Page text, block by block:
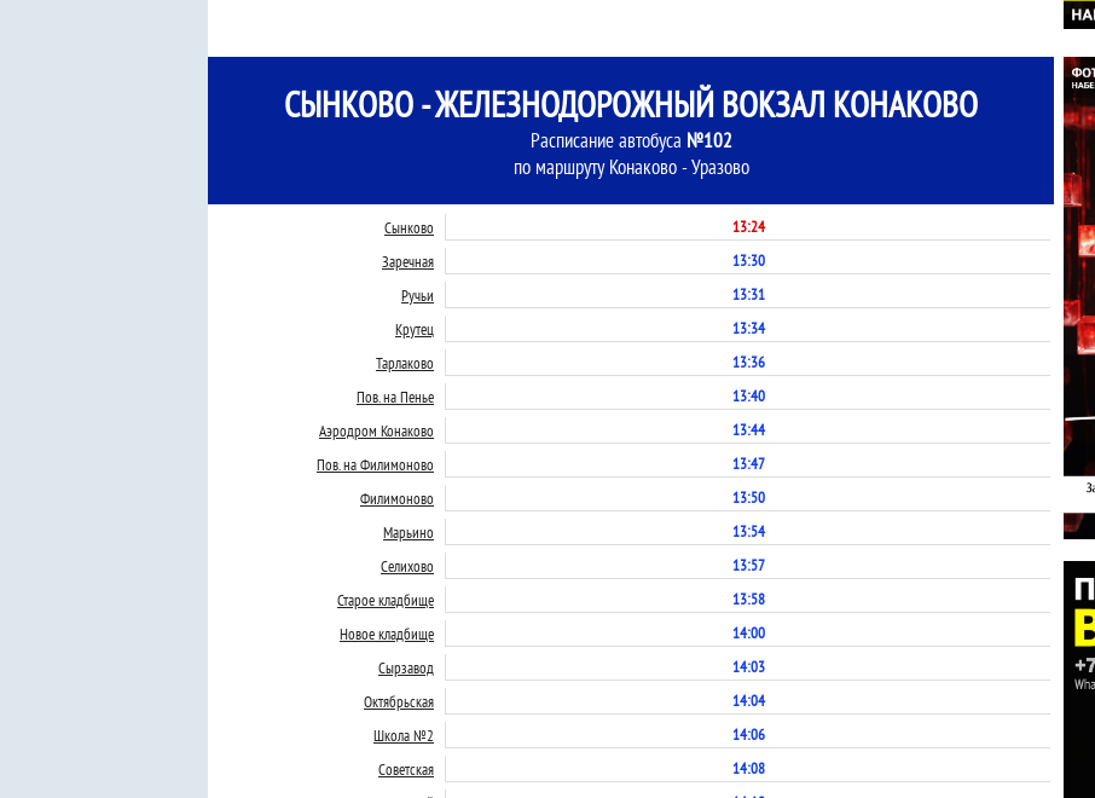
СЫНКОВО - ЖЕЛЕЗНОДОРОЖНЫЙ ВОКЗАЛ КОНАКОВО
Расписание автобуса №102
по маршруту Конаково - Уразово
Сынково
13:24
Заречная
13:30
Ручьи
13:31
Крутец
13:34
Тарлаково
13:36
Пов. на Пенье
13:40
Аэродром Конаково
13:44
Пов. на Филимоново
13:47
Филимоново
13:50
Марьино
13:54
Селихово
13:57
Старое кладбище
13:58
Новое кладбище
14:00
Сырзавод
14:03
Октябрьская
14:04
Школа №2
14:06
Советская
14:08